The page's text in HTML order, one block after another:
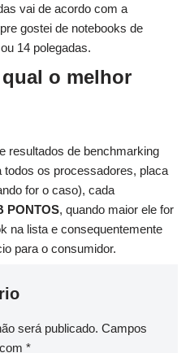
vai de acordo com a
gostei de notebooks de
14 polegadas.
o melhor
resultados de benchmarking
os processadores, placa
for o caso), cada
PONTOS, quando maior ele for
na lista e consequentemente
para o consumidor.
será publicado. Campos
*